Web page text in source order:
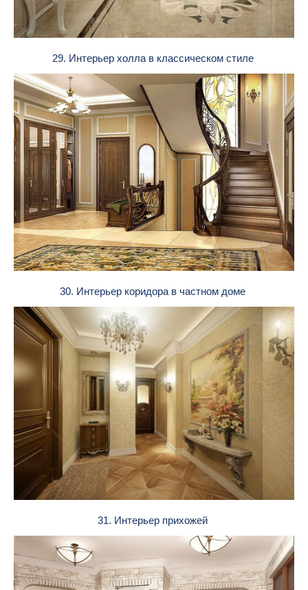
29. Интерьер холла в классическом стиле
30. Интерьер коридора в частном доме
31. Интерьер прихожей